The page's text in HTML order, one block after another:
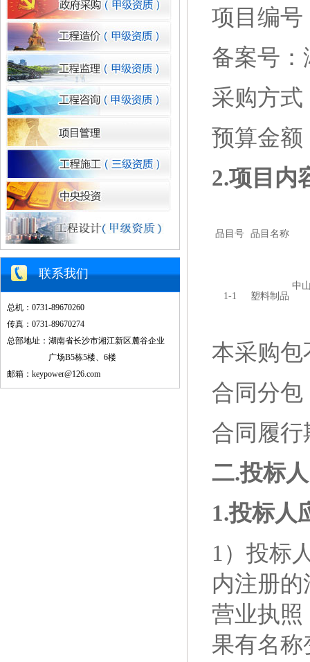
联系我们
总机：0731-89670260
传真：0731-89670274
总部地址：湖南省长沙市湘江新区麓谷企业
广场B5栋5楼、6楼
邮箱：keypower@126.com
项目编号
备案号：
采购方式
预算金额
2.项目内
品目号 品目名称
1-1 塑料制品
中
本采购包
合同分
合同履
二.投标人
1.投标人
1） 投标
内注册
营业执照
果有名